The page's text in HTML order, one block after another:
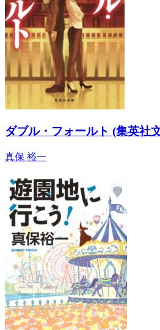
ダブル・フォールト (集英社
真保 裕一